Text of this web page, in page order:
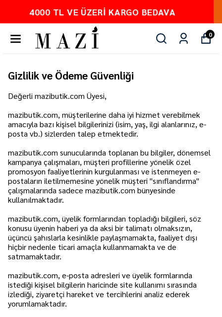
PEŞİN FİYATINA 3 TAKSİT
0
Gizlilik ve Ödeme Güvenliği
Değerli mazibutik.com Üyesi,
mazibutik.com, müşterilerine daha iyi hizmet verebilmek
amacıyla bazı kişisel bilgilerinizi (isim, yaş, ilgi alanlarınız, e-
posta vb.) sizlerden talep etmektedir.
mazibutik.com sunucularında toplanan bu bilgiler, dönemsel
kampanya çalışmaları, müşteri profillerine yönelik özel
promosyon faaliyetlerinin kurgulanması ve istenmeyen e-
postaların iletilmemesine yönelik müşteri "sınıflandırma"
çalışmalarında sadece mazibutik.com bünyesinde
kullanılmaktadır.
mazibutik.com, üyelik formlarından topladığı bilgileri, söz
konusu üyenin haberi ya da aksi bir talimatı olmaksızın,
üçüncü şahıslarla kesinlikle paylaşmamakta, faaliyet dışı
hiçbir nedenle ticari amaçla kullanmamakta ve de
satmamaktadır.
mazibutik.com, e-posta adresleri ve üyelik formlarında
istediği kişisel bilgilerin haricinde site kullanımı sırasında
izlediği, ziyaretçi hareket ve tercihlerini analiz ederek
yorumlamaktadır.